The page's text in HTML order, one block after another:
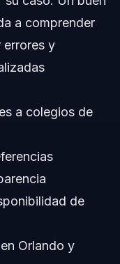
para mi
gratuitas de
migratorias
casos de
Firm?
a comprender
errores y
a colegios de
de
Orlando y